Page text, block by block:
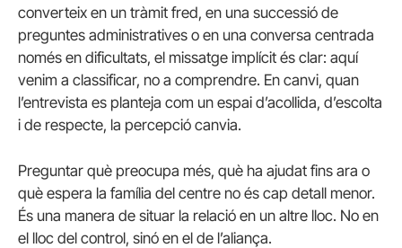
converteix en un tràmit fred, en una successió de
preguntes administratives o en una conversa centrada
només en dificultats, el missatge implícit és clar: aquí
venim a classificar, no a comprendre. En canvi, quan
l’entrevista es planteja com un espai d’acollida, d’escolta
i de respecte, la percepció canvia.
Preguntar què preocupa més, què ha ajudat fins ara o
què espera la família del centre no és cap detall menor.
És una manera de situar la relació en un altre lloc. No en
el lloc del control, sinó en el de l’aliança.